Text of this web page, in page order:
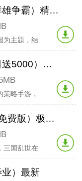
验攻城略
完成丞相
名将萌萌消（0.1折群雄争霸）精简版
为主题，结
公，收服
话三国世
迷你战机（0.1折每日送5000）免费版
略手游，
战役和野外
分属不同的
可以扩展
天下策（0.05折文字免费版）极速版
三国乱世在
舞台。在这
左右天下局
）最新